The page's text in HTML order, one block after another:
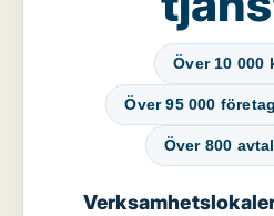
Över 10 000
Över 95 000
Över 800